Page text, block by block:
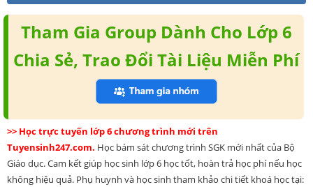
Tham Gia Group Dành Cho Lớp 6
Chia Sẻ, Trao Đổi Tài Liệu Miễn Phí
>> Học trực tuyến lớp 6 chương trình mới trên
Tuyensinh247.com. Học bám sát chương trình SGK mới nhất của Bộ
Giáo dục. Cam kết giúp học sinh lớp 6 học tốt, hoàn trả học phí nếu học
không hiệu quả. Phụ huynh và học sinh tham khảo chi tiết khoá học tại: